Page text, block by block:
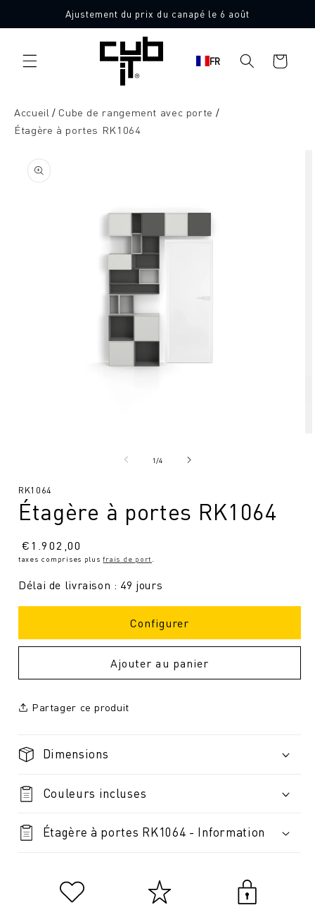
directement
au contenu
Ajustement du prix du canapé le 6 août
FR
Panier
d'achat
Accueil
Cube de rangement avec porte
Étagère à portes RK1064
l'information
sur le
produit
modal
1/de4
SKU
RK1064
Étagère à portes RK1064
Prix
normal
€1.902,00
taxes comprises plusfrais de port
Délai de livraison : 49 jours
Configurer
Ajouter au panier
Partager ce produit
Dimensions
Couleurs incluses
Étagère à portes RK1064 - Information